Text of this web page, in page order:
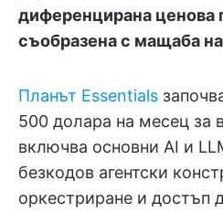
диференцирана ценова
съобразена с мащаба
Планът Essentials
500 долара на месец за
включва основни AI и
безкодов агентски
оркестриране и достъп